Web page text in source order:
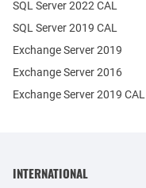
Exchange Server 2019
Exchange Server 2016
SQL Server 2022 CAL
SQL Server 2019 CAL
Exchange Server 2019 CAL
INTERNATIONAL